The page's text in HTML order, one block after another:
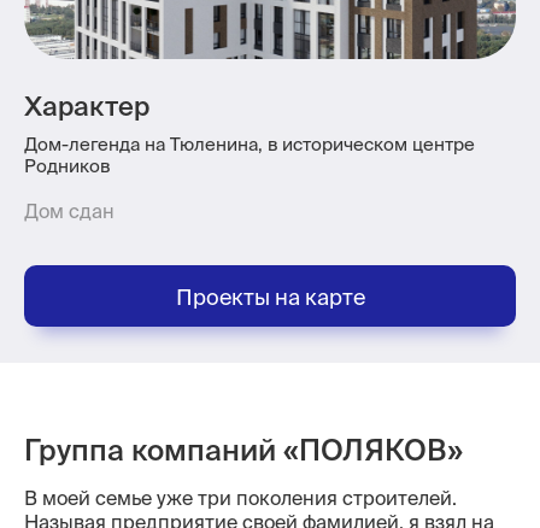
Характер
Дом-легенда на Тюленина, в историческом центре
Родников
Дом сдан
Проекты на карте
Группа компаний «ПОЛЯКОВ»
В моей семье уже три поколения строителей.
Называя предприятие своей фамилией, я взял на